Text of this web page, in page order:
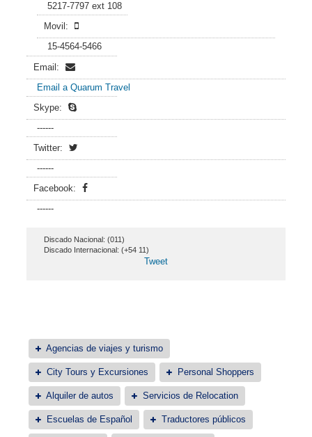
5217-7797 ext 108
Movil:
15-4564-5466
Email:
Email a Quarum Travel
Skype:
------
Twitter:
------
Facebook:
------
Discado Nacional: (011)
Discado Internacional: (+54 11)
Tweet
Agencias de viajes y turismo
City Tours y Excursiones Personal Shoppers
Alquiler de autos Servicios de Relocation
Escuelas de Español Traductores públicos